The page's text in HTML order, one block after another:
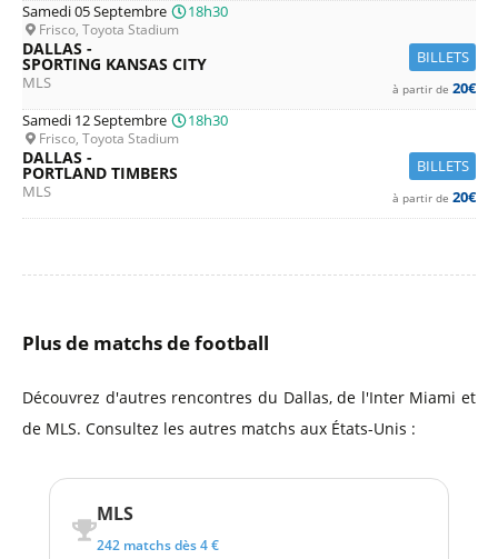
Samedi 05 Septembre
18h30
Frisco, Toyota Stadium
BILLETS
DALLAS -
SPORTING KANSAS CITY
MLS à partir de 20€
Samedi 12 Septembre
18h30
Frisco, Toyota Stadium
BILLETS
DALLAS -
PORTLAND TIMBERS
MLS à partir de 20€
Plus de matchs de football
Découvrez d'autres rencontres du Dallas, de l'Inter Miami et
de MLS. Consultez les autres matchs aux États-Unis :
MLS
242 matchs dès 4 €